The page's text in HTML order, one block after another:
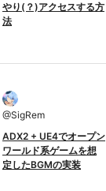
やり(？)アクセスする方
法
@SigRem
ADX2 + UE4でオープン
ワールド系ゲームを想
定したBGMの実装